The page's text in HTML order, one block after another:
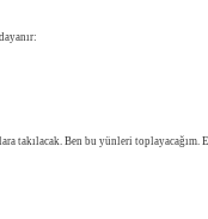
takılacak. Ben bu yünleri